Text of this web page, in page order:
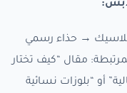
→ حذاء رسمي
مقال “كيف تختار
أو “بلوزات نسائية